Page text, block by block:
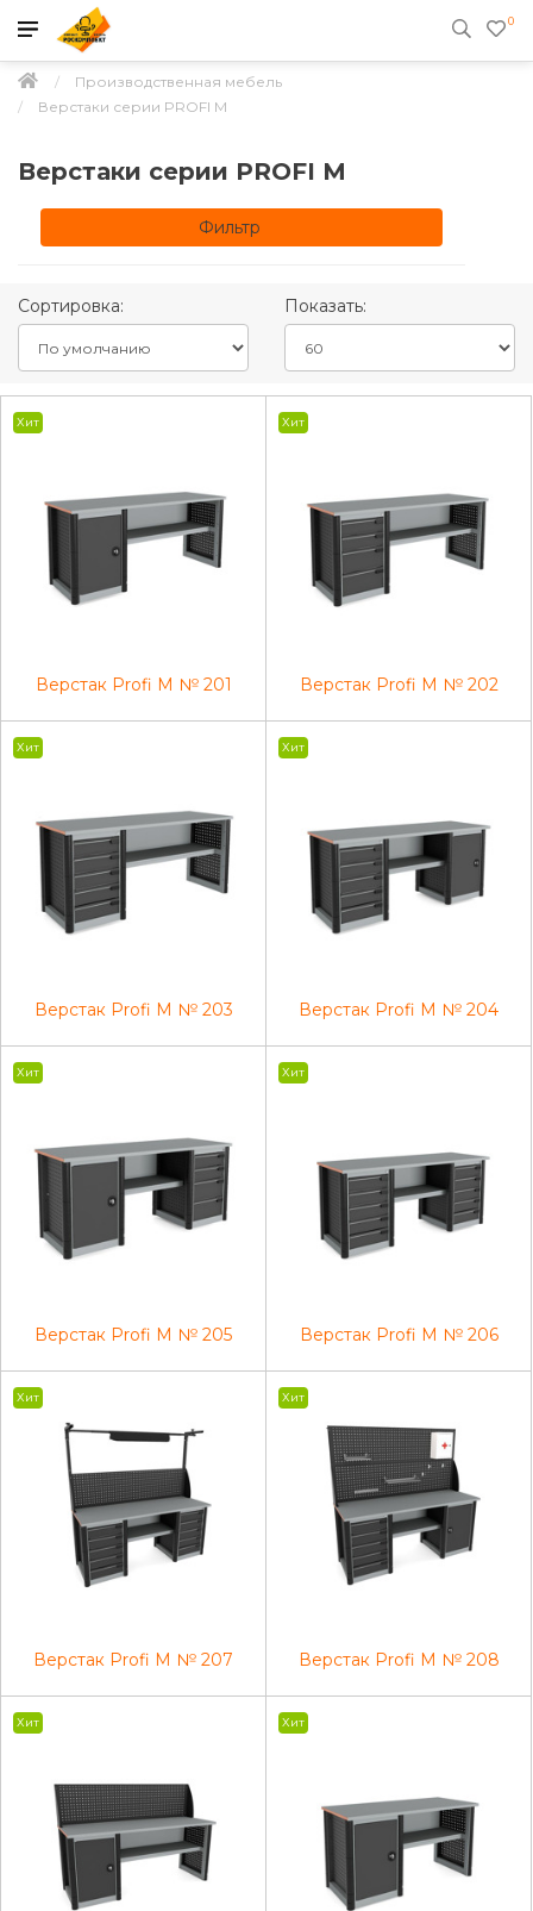
0
Производственная мебель
Верстаки серии PROFI M
Верстаки серии PROFI M
Фильтр
Сортировка: Показать:
Хит
Верстак Profi M № 201
Хит
Верстак Profi M № 202
Хит
Верстак Profi M № 203
Хит
Верстак Profi M № 204
Хит
Верстак Profi M № 205
Хит
Верстак Profi M № 206
Хит
Верстак Profi M № 207
Хит
Верстак Profi M № 208
Хит Хит